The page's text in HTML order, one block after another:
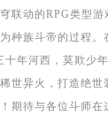
联动的RPG类型
种族斗帝的过程。
年河西，莫欺少
世异火，打造绝世
期待与各位斗师在